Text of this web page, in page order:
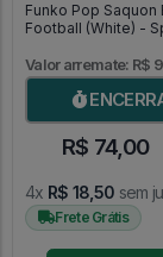
Funko Pop Saquon
Football (White) -
Valor arremate: R$
R$ 74,00
4x R$ 18,50 sem
Frete Grátis